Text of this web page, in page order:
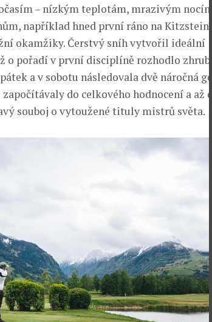
– nízkým teplotám, mrazivým
například hned první ráno na
okamžiky. Čerstvý sníh vytvořil ideální
pořadí v první disciplíně rozhodlo zhruba
a v sobotu následovala dvě náročná
do celkového hodnocení a až do
souboj o vytoužené tituly mistrů světa.